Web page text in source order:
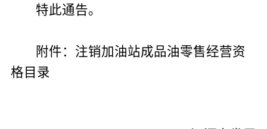
特此通告。
附件： 注销加油站成品油零售经营资
格目录